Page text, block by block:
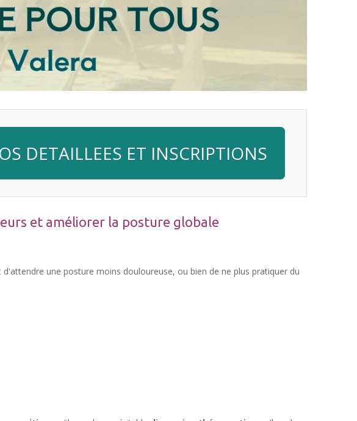
DETAILLEES ET INSCRIPTIONS
et améliorer la posture globale
une posture moins douloureuse, ou bien de ne plus pratiquer du